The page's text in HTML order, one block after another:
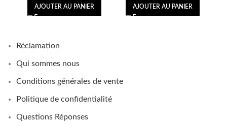
AJOUTER AU PANIER AJOUTER AU PANIER
Réclamation
Qui sommes nous
Conditions générales de vente
Politique de confidentialité
Questions Réponses